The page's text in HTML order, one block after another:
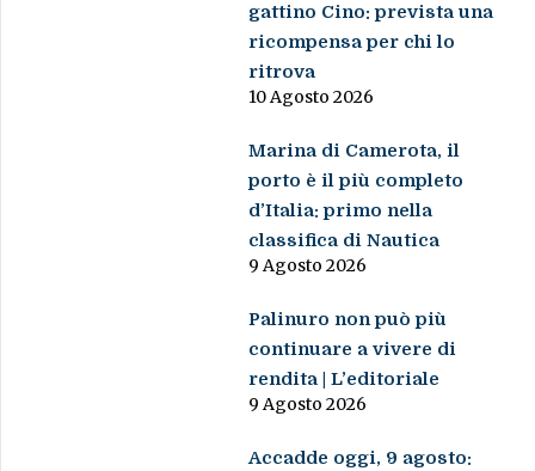
gattino Cino: prevista una
ricompensa per chi lo
ritrova
10 Agosto 2026
Marina di Camerota, il
porto è il più completo
d’Italia: primo nella
classifica di Nautica
9 Agosto 2026
Palinuro non può più
continuare a vivere di
rendita | L’editoriale
9 Agosto 2026
Accadde oggi, 9 agosto: